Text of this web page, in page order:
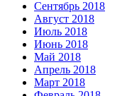
Сентябрь 2018
Август 2018
Июль 2018
Июнь 2018
Май 2018
Апрель 2018
Март 2018